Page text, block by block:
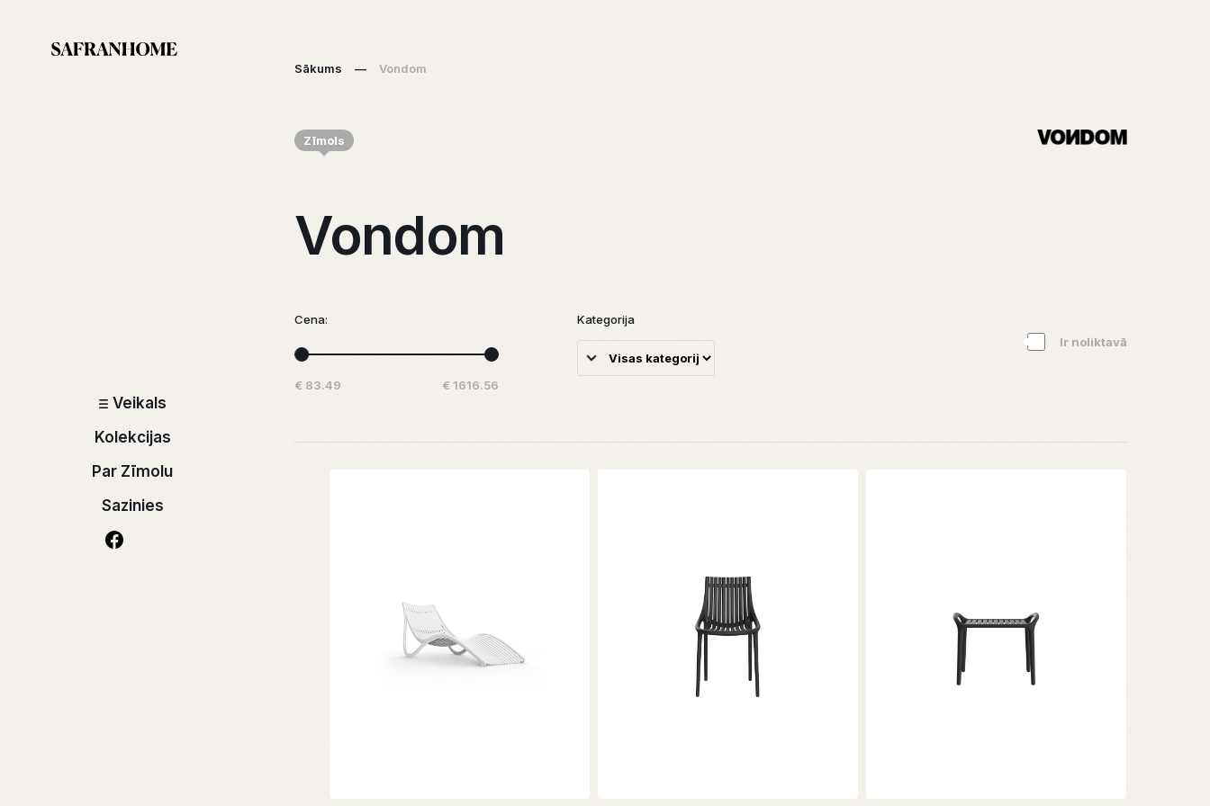
Veikals
Kolekcijas
Par Zīmolu
Sazinies
Sākums — Vondom
Zīmols
Vondom
Cena:
€ 83.49 € 1616.56
Kategorija
Ir noliktavā